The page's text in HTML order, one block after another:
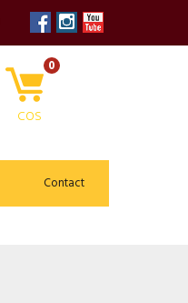
0
COS
Contact